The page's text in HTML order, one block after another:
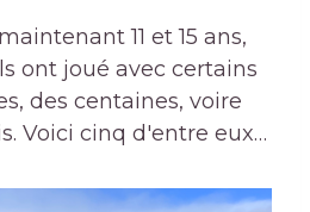
11 et 15 ans,
ont joué avec certains
des centaines, voire
Voici cinq d'entre eux…